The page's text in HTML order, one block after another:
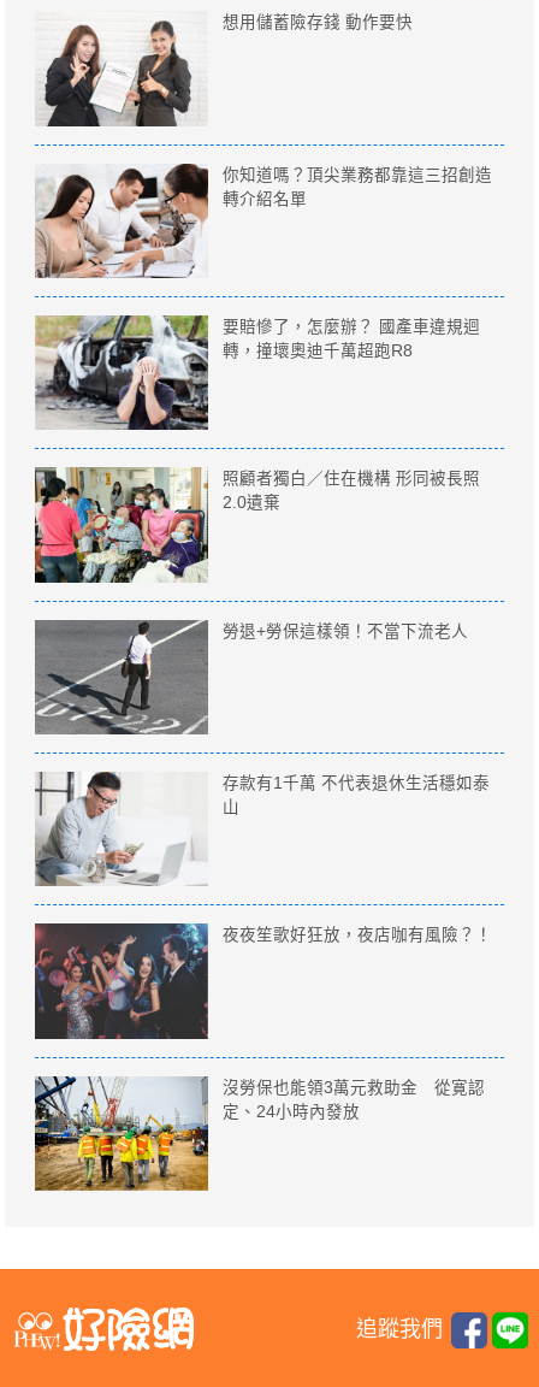
想用儲蓄險存錢 動作要快
你知道嗎？頂尖業務都靠這三招創造
轉介紹名單
要賠慘了，怎麼辦？ 國產車違規迴
轉，撞壞奧迪千萬超跑R8
照顧者獨白／住在機構 形同被長照
2.0遺棄
勞退+勞保這樣領！不當下流老人
存款有1千萬 不代表退休生活穩如泰
山
夜夜笙歌好狂放，夜店咖有風險？！
沒勞保也能領3萬元救助金 從寛認
定、24小時內發放
追蹤我們